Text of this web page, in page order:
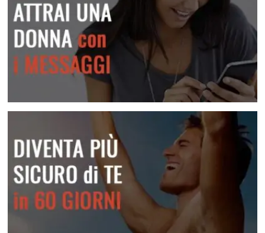
Una raccolta di messaggi per le varie situazioni
Lei Non Risponde Ai Messaggi? Come Risolvere
Scopri come risolvere questa situazione